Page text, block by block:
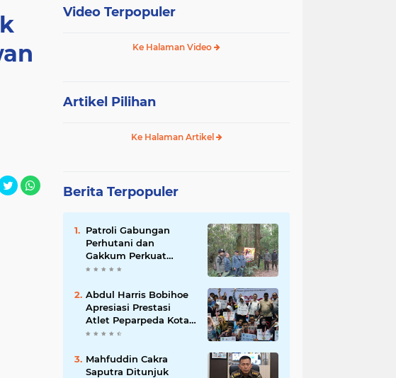
Video Terpopuler
Ke Halaman Video
Artikel Pilihan
Ke Halaman Artikel
Berita Terpopuler
Patroli Gabungan
Perhutani dan
Gakkum Perkuat
Pengamanan Hutan di
Abdul Harris Bobihoe
Apresiasi Prestasi
Atlet Peparpeda Kota
Bekasi
Mahfuddin Cakra
Saputra Ditunjuk